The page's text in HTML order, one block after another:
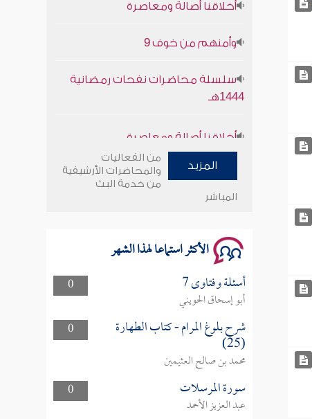
1444هـ
وأمنهم من خوف 9
سلسلة محاضرات نفحات رمضانية
1444هـ
المزيد
من الفعاليات
والمحاضرات الأرشيفية
من خدمة البث
المباشر
الأكثر استماعا لهذا الشهر
0 أسئلة وفتاوى 7
أبو إسحاق الحويني
0
شرح بلوغ المرام - كتاب الطهارة
(25)
محمد بن صالح العثيمين
0
سورة المرسلات
عبد العزيز الأحمد